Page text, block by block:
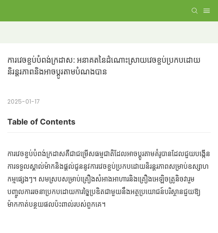
ការវេចខ្ចប់បំពង់ក្រដាស: អនាគតនៃដំណោះស្រាយវេចខ្ចប់ប្រកបដោយ
និរន្តរភាពនិងអាចប្ដូរតាមបំណងបាន
2025-01-17
Table of Contents
ការវេចខ្ចប់បំពង់ក្រដាសគឺជាជម្រើសធម្មជាតិដែលអាចប្តូរតាមគំរូបានដែលជួយបង្កើន
ការទទួលស្គាល់ម៉ាកនិងផ្តល់ជូននូវការវេចខ្ចប់ប្រកបដោយនិរន្តរភាពសម្រាប់ឧស្សាហ
កម្មផ្សេងៗ។ សមស្របសម្រាប់គ្រឿងសំអាងអាហារនិងគ្រឿងអេឡិចត្រូនិចវារួម
បញ្ចូលការរចនាប្រកបដោយការច្នៃប្រឌិតជាមួយនឹងអត្ថប្រយោជន៍បរិស្ថានជួយឱ្យ
ម៉ាកកាត់បន្ថយផលប៉ះពាល់របស់ពួកគេ។